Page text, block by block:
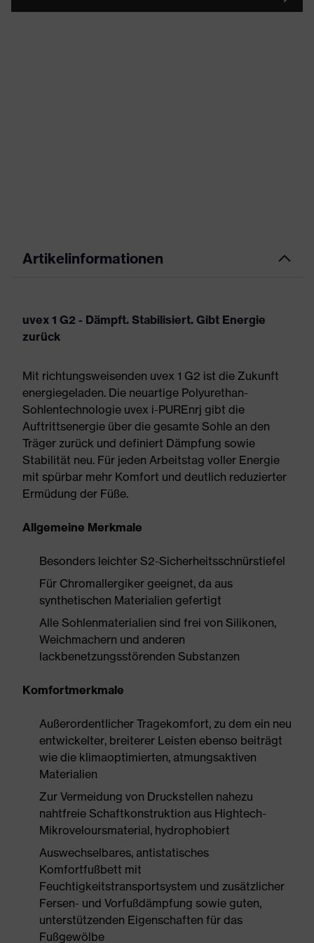
Artikelinformationen
uvex 1 G2 - Dämpft. Stabilisiert. Gibt Energie
zurück
Mit richtungsweisenden uvex 1 G2 ist die Zukunft
energiegeladen. Die neuartige Polyurethan-
Sohlentechnologie uvex i-PUREnrj gibt die
Auftrittsenergie über die gesamte Sohle an den
Träger zurück und definiert Dämpfung sowie
Stabilität neu. Für jeden Arbeitstag voller Energie
mit spürbar mehr Komfort und deutlich reduzierter
Ermüdung der Füße.
Allgemeine Merkmale
Besonders leichter S2-Sicherheitsschnürstiefel
Für Chromallergiker geeignet, da aus
synthetischen Materialien gefertigt
Alle Sohlenmaterialien sind frei von Silikonen,
Weichmachern und anderen
lackbenetzungsstörenden Substanzen
Komfortmerkmale
Außerordentlicher Tragekomfort, zu dem ein neu
entwickelter, breiterer Leisten ebenso beiträgt
wie die klimaoptimierten, atmungsaktiven
Materialien
Zur Vermeidung von Druckstellen nahezu
nahtfreie Schaftkonstruktion aus Hightech-
Mikroveloursmaterial, hydrophobiert
Auswechselbares, antistatisches
Komfortfußbett mit
Feuchtigkeitstransportsystem und zusätzlicher
Fersen- und Vorfußdämpfung sowie guten,
unterstützenden Eigenschaften für das
Fußgewölbe